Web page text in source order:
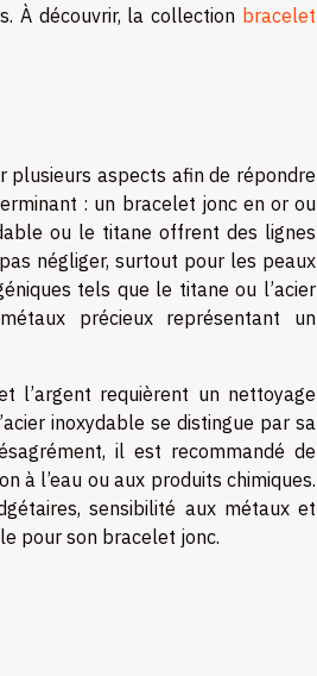
À découvrir, la collection bracelet
plusieurs aspects afin de répondre
: un bracelet jonc en or ou
ou le titane offrent des lignes
négliger, surtout pour les peaux
tels que le titane ou l’acier
précieux représentant un
l’argent requièrent un nettoyage
inoxydable se distingue par sa
il est recommandé de
à l’eau ou aux produits chimiques.
sensibilité aux métaux et
pour son bracelet jonc.